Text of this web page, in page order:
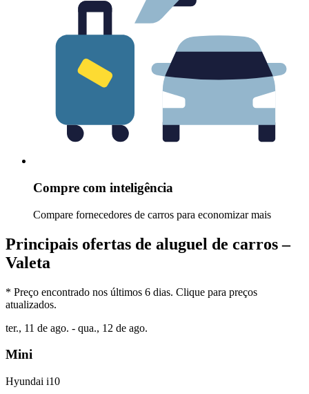
Compre com inteligência
Compare fornecedores de carros para economizar mais
Principais ofertas de aluguel de carros –
Valeta
* Preço encontrado nos últimos 6 dias. Clique para preços
atualizados.
ter., 11 de ago. - qua., 12 de ago.
Mini
Hyundai i10